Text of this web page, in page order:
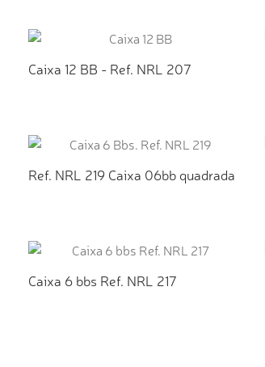
Caixa 12 BB - Ref. NRL 207
Ref. NRL 219 Caixa 06bb quadrada
Caixa 6 bbs Ref. NRL 217